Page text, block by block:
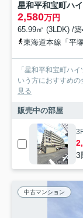
星和平和宝町ハ
2,580万円
65.99㎡ (3LDK) /
東海道本線「平
「星和平和宝町ハ
いう方におすすめ
見る
販売中の部屋
3
中古マンション